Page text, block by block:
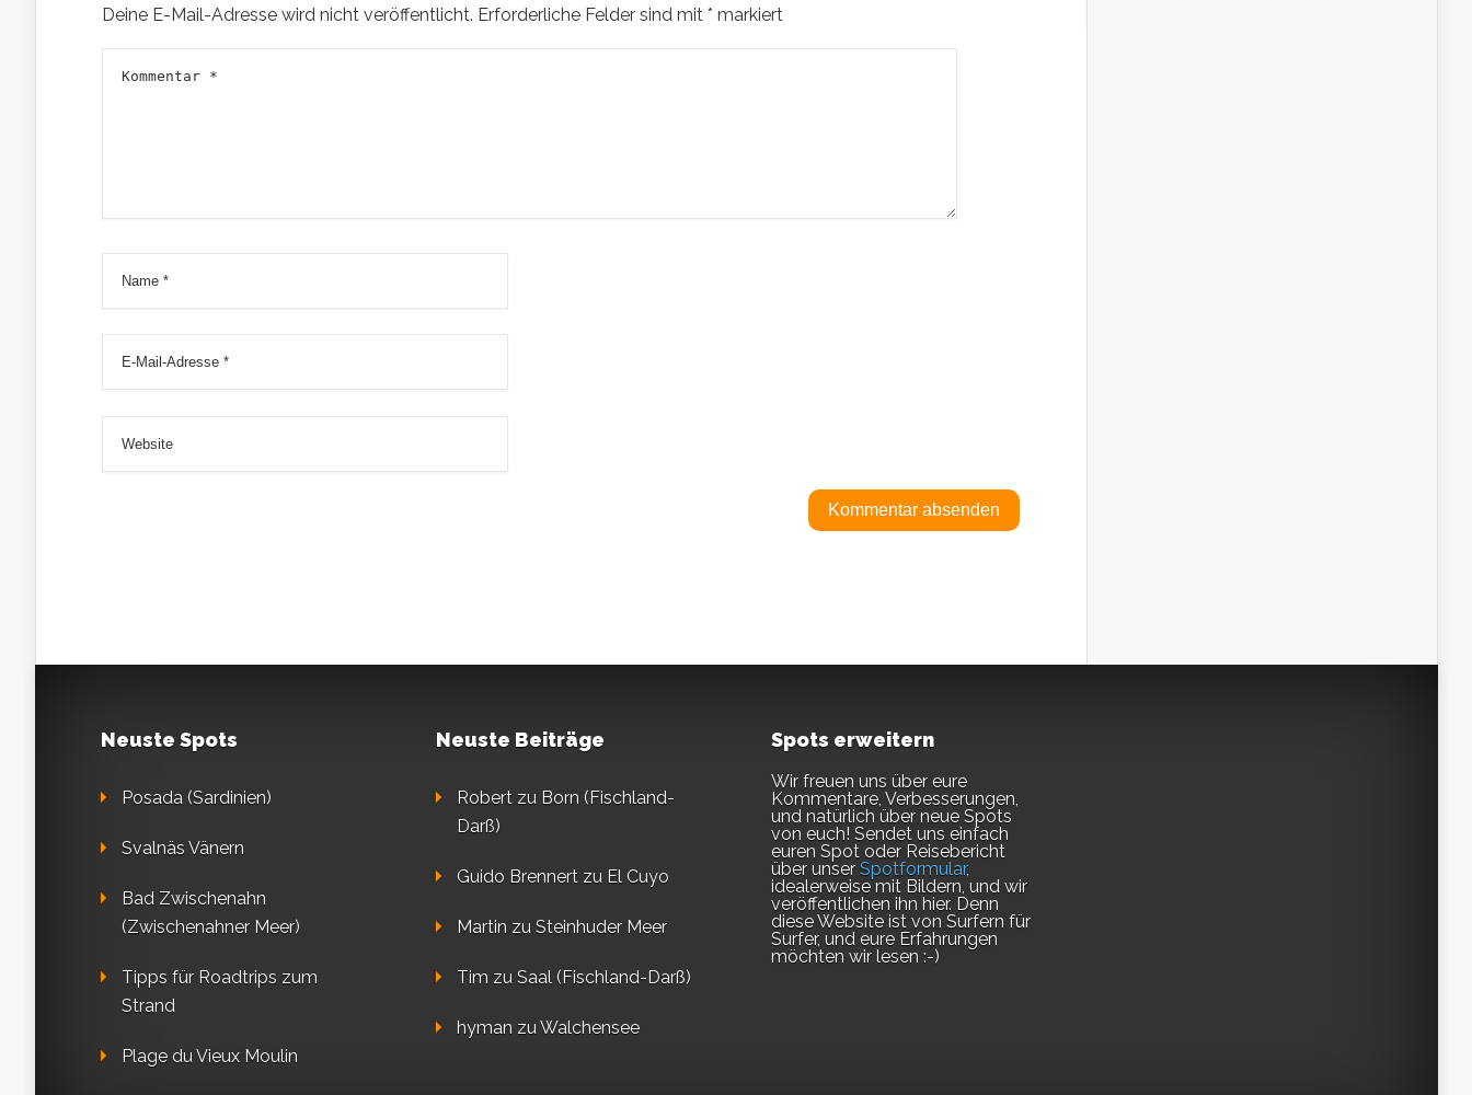
Deine E-Mail-Adresse wird nicht veröffentlicht. Erforderliche Felder sind mit * markiert
Neuste Spots
Posada (Sardinien)
Svalnäs Vänern
Bad Zwischenahn
(Zwischenahner Meer)
Tipps für Roadtrips zum
Strand
Plage du Vieux Moulin
Neuste Beiträge
Robertzu Born (Fischland-
Darß)
Guido Brennertzu El Cuyo
Martin zu Steinhuder Meer
Tim zu Saal (Fischland-Darß)
hyman zuWalchensee
Spots erweitern
Wir freuen uns über eure
Kommentare, Verbesserungen,
und natürlich über neue Spots
von euch! Sendet uns einfach
euren Spot oder Reisebericht
über unser Spotformular,
idealerweise mit Bildern, und wir
veröffentlichen ihn hier. Denn
diese Website ist von Surfern für
Surfer, und eure Erfahrungen
möchten wir lesen :-)